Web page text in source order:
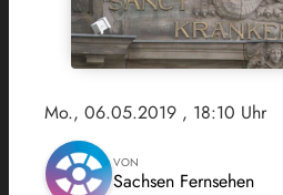
Mo., 06.05.2019 , 18:10 Uhr
VON
Sachsen Fernsehen